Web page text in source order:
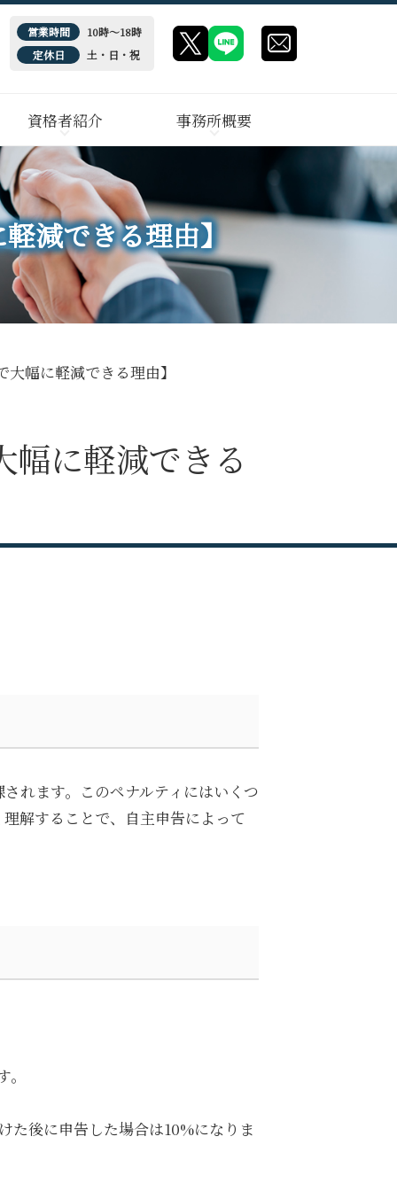
減できる理由】
営業時間
10時～18時
定休日
土・日・祝
資格者紹介 事務所概要
幅に軽減できる理由】
に軽減できる
れます。このペナルティにはいくつ
解することで、自主申告によって
た後に申告した場合は10%になりま